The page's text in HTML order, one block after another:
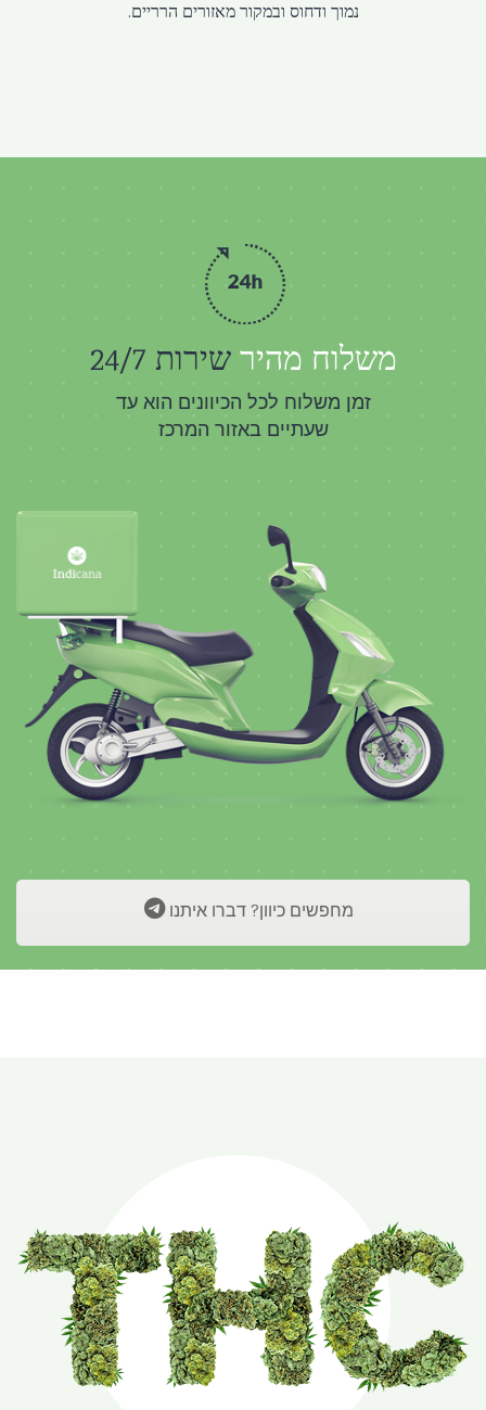
נמוך ודחוס ובמקור מאזורים הרריים.
משלוח מהירשירות 24/7
זמן משלוח לכל הכיוונים הוא עד
שעתיים באזור המרכז
מחפשים כיוון? דברו איתנו